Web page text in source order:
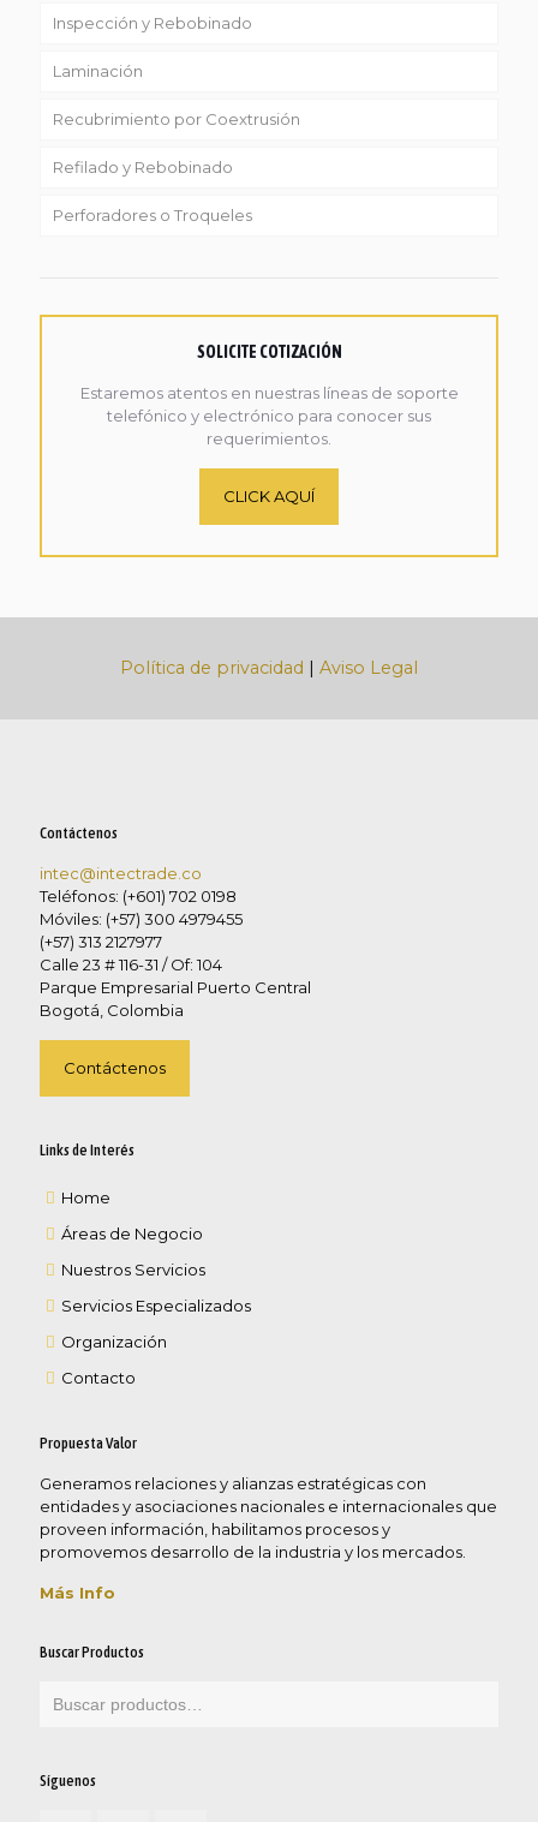
Inspección y Rebobinado
Laminación
Recubrimiento por Coextrusión
Refilado y Rebobinado
Perforadores o Troqueles
SOLICITE COTIZACIÓN
Estaremos atentos en nuestras líneas de soporte
telefónico y electrónico para conocer sus
requerimientos.
CLICK AQUÍ
Política de privacidad | Aviso Legal
Contáctenos
intec@intectrade.co
Teléfonos: (+601) 702 0198
Móviles: (+57) 300 4979455
(+57) 313 2127977
Calle 23 # 116-31 / Of: 104
Parque Empresarial Puerto Central
Bogotá, Colombia
Contáctenos
Links de Interés
Home
Áreas de Negocio
Nuestros Servicios
Servicios Especializados
Organización
Contacto
Propuesta Valor
Generamos relaciones y alianzas estratégicas con
entidades y asociaciones nacionales e internacionales que
proveen información, habilitamos procesos y
promovemos desarrollo de la industria y los mercados.
Más Info
Buscar Productos
Síguenos